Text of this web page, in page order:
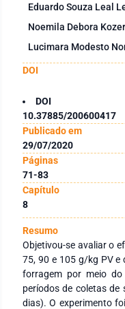
Eduardo Souza Leal
Noemila Debora
Lucimara Modesto
DOI
DOI
10.37885/200600417
Publicado em
29/07/2020
Páginas
71-83
Capítulo
8
Resumo
Objetivou-se avaliar o
75, 90 e 105 g/kg PV
forragem por meio
períodos de coletas de
dias). O experimento